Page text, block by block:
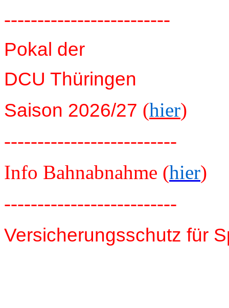
-------------------------
Pokal der
DCU Thüringen
Saison 2026/27 (hier)
--------------------------
Info Bahnabnahme (hier)
--------------------------
Versicherungsschutz für